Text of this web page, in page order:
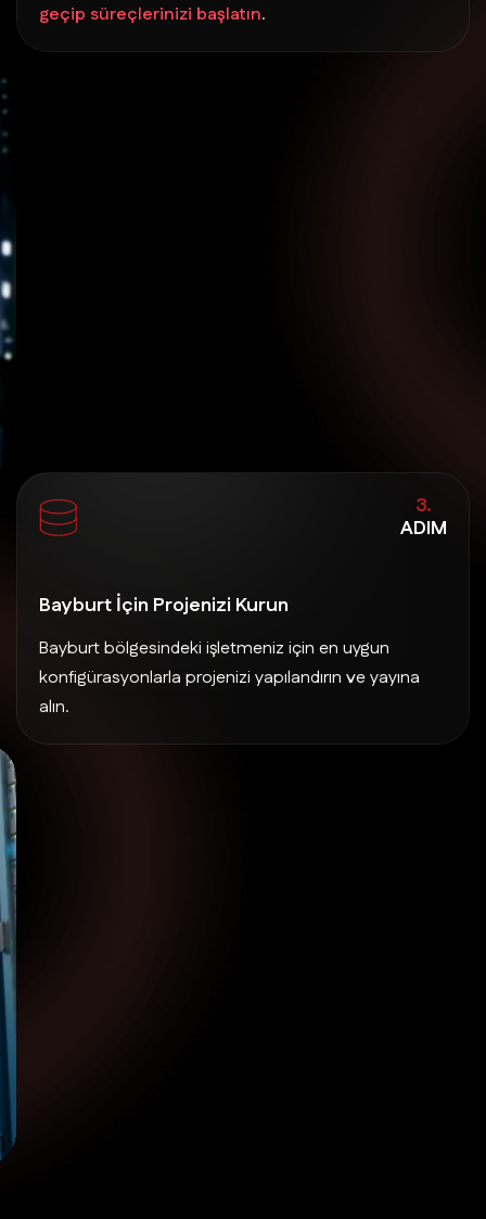
geçip süreçlerinizi başlatın.
3.
ADIM
Bayburt İçin Projenizi Kurun
Bayburt bölgesindeki işletmeniz için en uygun
konfigürasyonlarla projenizi yapılandırın ve yayına
alın.